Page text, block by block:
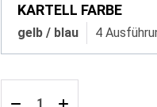
KARTELL FARBE
gelb / blau 4